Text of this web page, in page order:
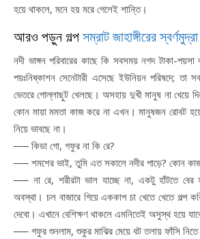
হয়ে থাকলে, মনে হয় মরে গেলেই শান্তি।
আরও পড়ুন গল্পসম্রাট জাহাঙ্গীরের স্বর্ণমুদ্রা
নদী ভাঙ্গন পরিবারের কাছে কি সবসময় নগদ টাকা-
পয়ঃনিষ্কাশন সেনেটারী এসেছে ইউনিয়ন পরিষদে; তা
ভেতরে গোল্লাছুট খেলছে। অসহায় দুখী মানুষ না খেয়ে
কোন মায়া মমতা কাজ করে না এখন। মানুষজন রোবট
নিয়ে ভাবছে না।
── কিডা গো, গফুর না কি রে?
── শমশের ভাই, তুমি এত সকালে নদীর পাড়ে? কোন
── না রে, শরীরটা ভাল যাচ্ছে না, একটু হাঁটতে বের
অবস্থা। চল বাজারে গিয়ে এককাপ চা খেতে খেতে গল্প
দেবো। এখানে বেশিক্ষণ থাকলে এমনিতেই অসুস্থ হয়ে
── গফুর শুনলাম, শুকুর মাঝির মেয়ে বট তলায় ফাঁসি নিতে